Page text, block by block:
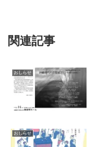
関連記事
おしらせ
おしらせ